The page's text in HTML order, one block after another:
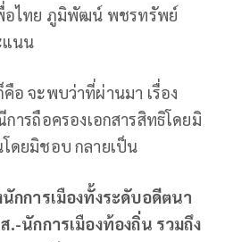
อไทย ภูมิพัฒน์ พชรทรัพย์
แนน
อ จะพบว่าที่ผ่านมา เรื่อง
ารถือครองเอกสารสิทธิโดยมิ
ดยมิชอบ กลายเป็น
กการเมืองทั้งระดับอดีตนา
นักการเมืองท้องถิ่น รวมถึง